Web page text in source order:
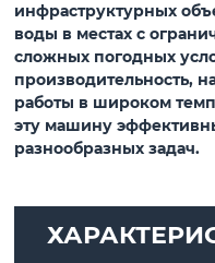
инфраструктурных
воды в местах с
сложных погодных
производительность,
работы в широком
эту машину
разнообразных задач.